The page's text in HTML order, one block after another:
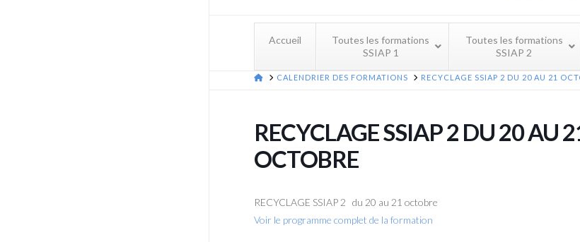
Accueil
Toutes les formations
SSIAP 1
Toutes les formations
SSIAP 2
HOMECALENDRIER DES FORMATIONS RECYCLAGE SSIAP 2 DU 20 AU 21
RECYCLAGE SSIAP 2 DU 20 AU
OCTOBRE
RECYCLAGE SSIAP 2 du 20 au 21 octobre
Voir le programme complet de la formation